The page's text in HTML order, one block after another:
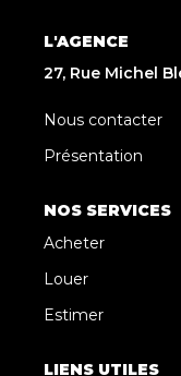
L'AGENCE
27, Rue Michel
Nous contacter
Présentation
NOS SERVICES
Acheter
Louer
Estimer
LIENS UTILES